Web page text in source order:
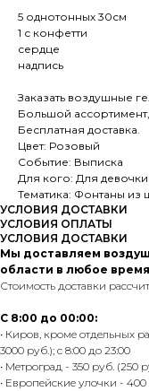
5 однотонных 30см
1 с конфетти
сердце
надпись
Заказать воздушные
Большой ассортимент,
Бесплатная доставка.
Цвет: Розовый
Событие: Выписка
Для кого: Для девочки
Тематика: Фонтаны из
УСЛОВИЯ ДОСТАВКИ
УСЛОВИЯ ОПЛАТЫ
УСЛОВИЯ ДОСТАВКИ
Мы доставляем
области в любое
Стоимость доставки
С 8:00 до 00:00:
• Киров, кроме отдельных
3000 руб.); с 8:00 до 23:00
• Метроград - 350 руб. (250
• Европейские улочки -